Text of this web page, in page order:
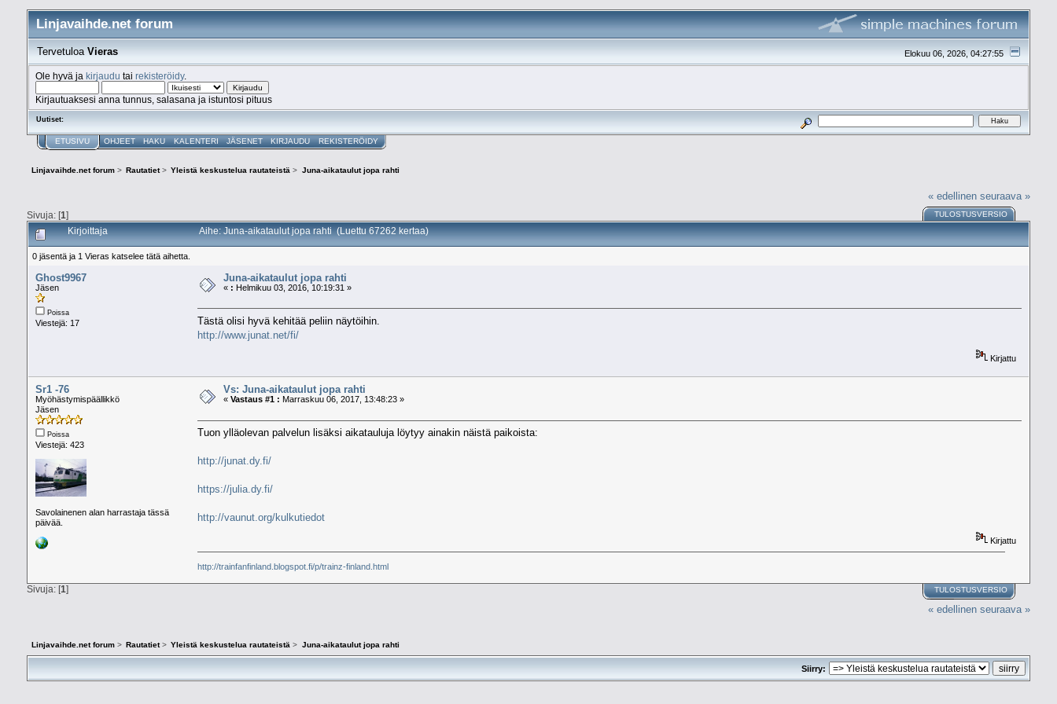
Linjavaihde.net forum
Elokuu 06, 2026, 04:27:55
TervetuloaVieras
Ole hyvä ja kirjaudu tai rekisteröidy.
Kirjautuaksesi anna tunnus, salasana ja istuntosi pituus
Uutiset:
ETUSIVU OHJEET HAKU KALENTERI JÄSENET KIRJAUDU REKISTERÖIDY
Linjavaihde.net forum > Rautatiet> Yleistä keskustelua rautateistä > Juna-aikataulut jopa rahti
« edellinen seuraava »
Sivuja: [1] TULOSTUSVERSIO
Kirjoittaja Aihe: Juna-aikataulut jopa rahti (Luettu 67262 kertaa)
0 jäsentä ja 1 Vieras katselee tätä aihetta.
Ghost9967
Jäsen
Poissa
Viestejä: 17
Juna-aikataulut jopa rahti
« : Helmikuu 03, 2016, 10:19:31 »
Tästä olisi hyvä kehitää peliin näytöihin.
http://www.junat.net/fi/
Kirjattu
Sr1 -76
Myöhästymispäällikkö
Jäsen
Poissa
Viestejä: 423
Savolainenen alan harrastaja tässä
päivää.
Vs: Juna-aikataulut jopa rahti
« Vastaus #1 : Marraskuu 06, 2017, 13:48:23 »
Tuon ylläolevan palvelun lisäksi aikatauluja löytyy ainakin näistä paikoista:
http://junat.dy.fi/
https://julia.dy.fi/
http://vaunut.org/kulkutiedot
Kirjattu
http://trainfanfinland.blogspot.fi/p/trainz-finland.html
TULOSTUSVERSIO
Sivuja: [1]
« edellinen seuraava »
Linjavaihde.net forum > Rautatiet> Yleistä keskustelua rautateistä > Juna-aikataulut jopa rahti
Siirry: